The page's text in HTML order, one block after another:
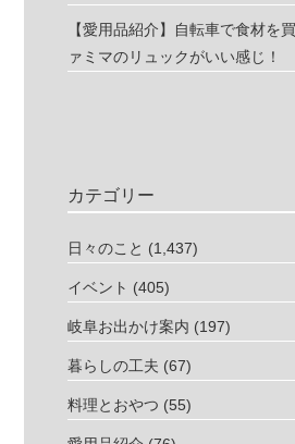
【愛用品紹介】自転車で食材を
ァミマのリュックがいい感じ！
カテゴリー
日々のこと (1,437)
イベント (405)
岐阜お出かけ案内 (197)
暮らしの工夫 (67)
料理とおやつ (55)